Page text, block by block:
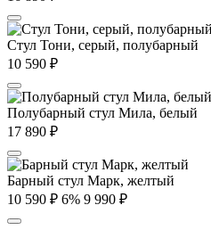
Стул Тони, серый, полубарный
10 590 ₽
Полубарный стул Мила, белый
17 890 ₽
Барный стул Марк, желтый
10 590 ₽ 6% 9 990 ₽